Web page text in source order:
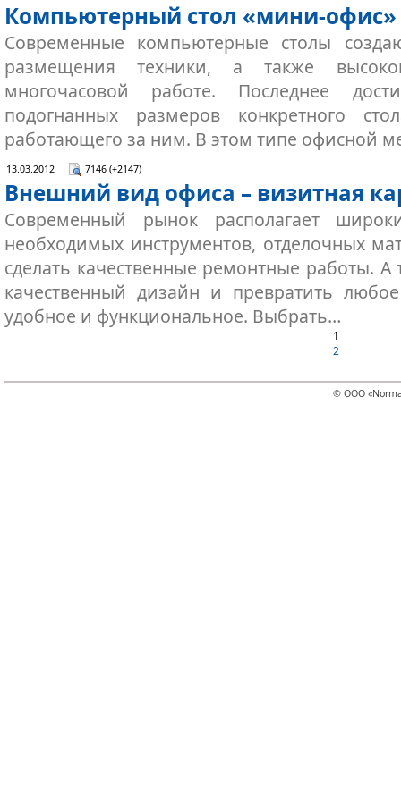
Компьютерный стол «мини-офис»
Современные компьютерные столы
размещения техники, а также
многочасовой работе. Последнее
подогнанных размеров конкретного
работающего за ним. В этом типе офисной
13.03.2012 7146 (+2147)
Внешний вид офиса – визитная
Современный рынок располагает
необходимых инструментов, отделочных
сделать качественные ремонтные работы.
качественный дизайн и превратить
удобное и функциональное. Выбрать…
1
2
© ООО